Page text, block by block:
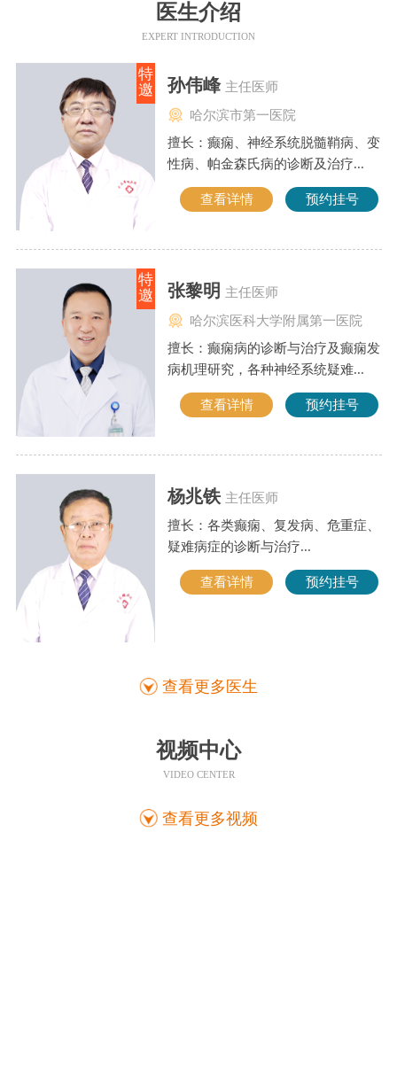
医生介绍
EXPERT INTRODUCTION
特
邀
孙伟峰 主任医师
哈尔滨市第一医院
擅长：癫痫、神经系统脱髓鞘病、变
性病、帕金森氏病的诊断及治疗...
查看详情 预约挂号
特
邀
张黎明 主任医师
哈尔滨医科大学附属第一医院
擅长：癫痫病的诊断与治疗及癫痫发
病机理研究，各种神经系统疑难...
查看详情 预约挂号
杨兆铁 主任医师
擅长：各类癫痫、复发病、危重症、
疑难病症的诊断与治疗...
查看详情 预约挂号
查看更多医生
视频中心
VIDEO CENTER
查看更多视频